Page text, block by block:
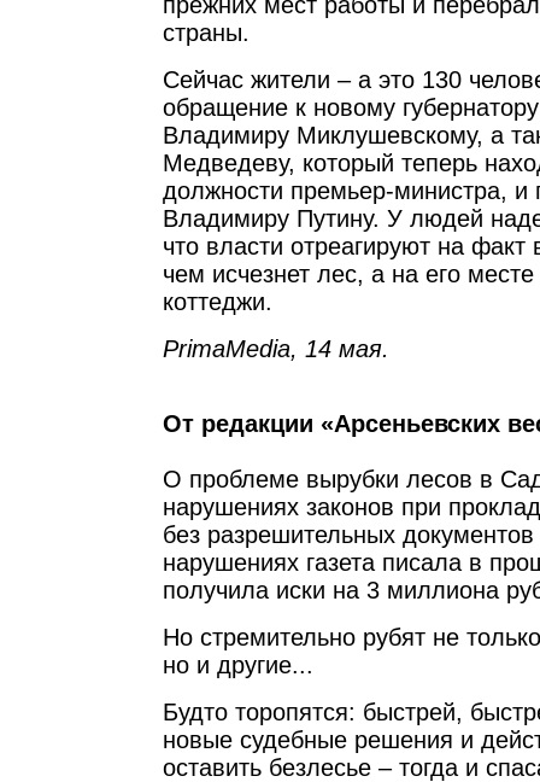
страны.
Сейчас жители – а это 130
обращение к новому
Владимиру Миклушевскому, а
Медведеву, который теперь
должности премьер-министра, и
Владимиру Путину. У людей
что власти отреагируют на
чем исчезнет лес, а на его
коттеджи.
PrimaMedia, 14 мая.
От редакции «Арсеньевских
О проблеме вырубки лесов в
нарушениях законов при
без разрешительных документов
нарушениях газета писала в
получила иски на 3 миллиона
Но стремительно рубят не
но и другие...
Будто торопятся: быстрей,
новые судебные решения и
оставить безлесье – тогда и